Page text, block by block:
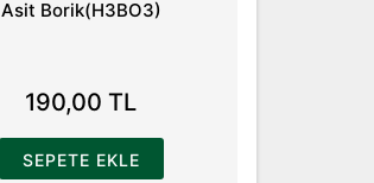
Asit Borik(H3BO3)
190,00 TL
SEPETE EKLE